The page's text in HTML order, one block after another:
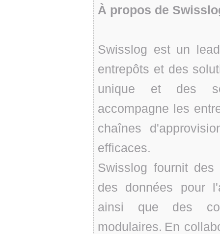
À propos de
Swisslog est un
entrepôts et des
unique et des
accompagne les
chaînes
efficaces.
Swisslog fournit
des données pour
ainsi que des
modulaires. En